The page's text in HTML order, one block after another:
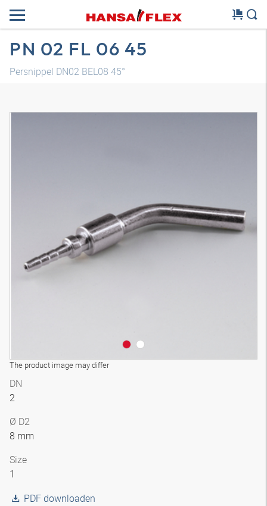
PN 02 FL 06 45
Persnippel DN02 BEL08 45°
The product image may differ
DN
2
Ø D2
8 mm
Size
1
PDF downloaden